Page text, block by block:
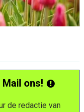
ons!
de redactie van